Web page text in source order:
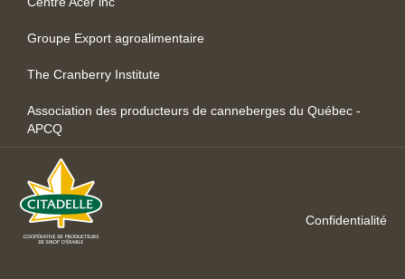
Groupe Export agroalimentaire
The Cranberry Institute
Association des producteurs de canneberges du Québec -
APCQ
Confidentialité